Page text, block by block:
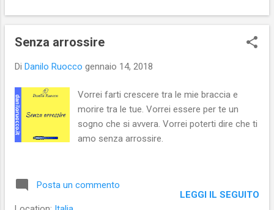
Senza arrossire
Di Danilo Ruocco gennaio 14, 2018
Vorrei farti crescere tra le mie braccia e
morire tra le tue. Vorrei essere per te un
sogno che si avvera. Vorrei poterti dire che ti
amo senza arrossire.
Posta un commento
LEGGI IL SEGUITO